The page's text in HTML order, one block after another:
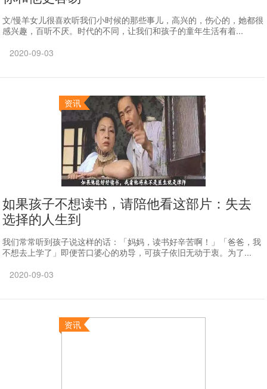
文/慢羊女儿很喜欢听我们小时候的那些事儿，高兴的，伤心的，她都很
感兴趣，百听不厌。时代的不同，让我们和孩子的童年生活有着...
2020-09-03
资讯
如果孩子不想读书，请陪他看这部片：失去
选择的人生到
我们常常听到孩子说这样的话：「妈妈，读书好辛苦啊！」「爸爸，我
不想去上学了」即便苦口婆心的劝导，可孩子依旧无动于衷。为了...
2020-09-03
资讯